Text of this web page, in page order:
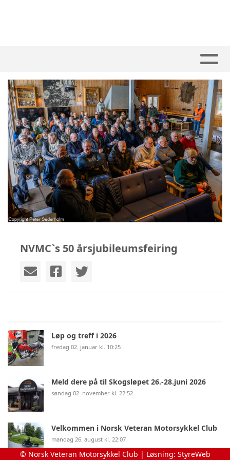
NVMC`s 50 årsjubileumsfeiring
Løp og treff i 2026
fredag 02. januar kl. 10:25
Meld dere på til Skogsløpet 26.-28.juni 2026
søndag 02. november kl. 22:52
Velkommen i Norsk Veteran Motorsykkel Club
mandag 26. august kl. 22:07
© Norsk Veteran Motorsykkel Club | Løsning: StyreWeb